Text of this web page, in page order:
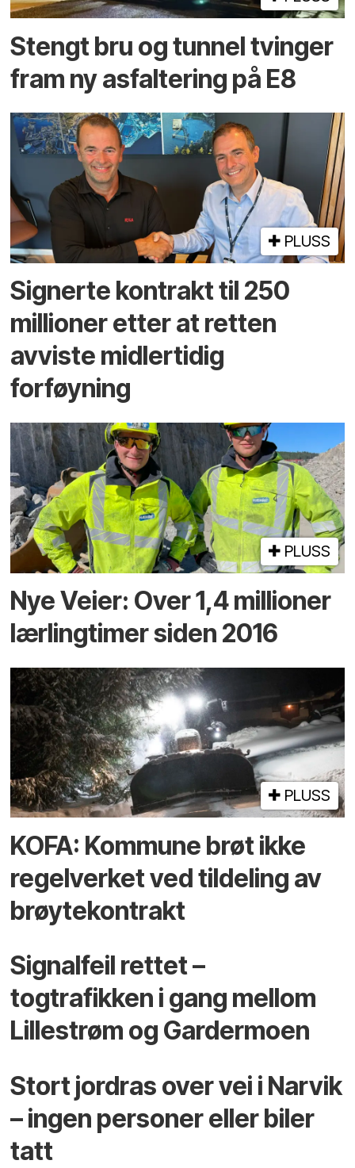
Stengt bru og tunnel tvinger
fram ny asfaltering på E8
PLUSS
Signerte kontrakt til 250
millioner etter at retten
avviste midlertidig
forføyning
PLUSS
Nye Veier: Over 1,4 millioner
lærlingtimer siden 2016
PLUSS
KOFA: Kommune brøt ikke
regelverket ved tildeling av
brøytekontrakt
Signalfeil rettet –
togtrafikken i gang mellom
Lillestrøm og Gardermoen
Stort jordras over vei i Narvik
– ingen personer eller biler
tatt